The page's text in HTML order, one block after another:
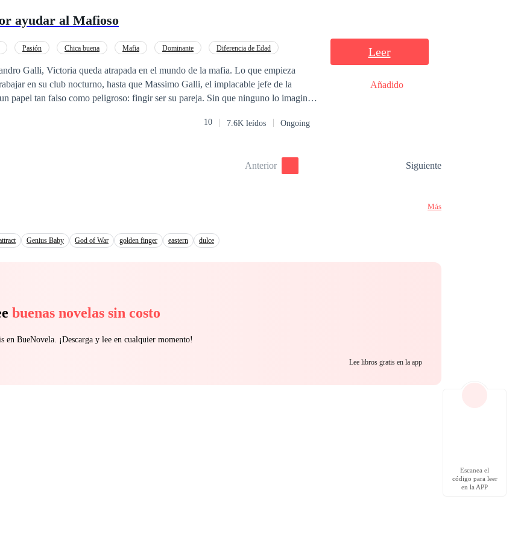
ayudar al Mafioso
Pasión Chica buena Mafia Dominante Diferencia de Edad
Galli, Victoria queda atrapada en el mundo de la mafia. Lo que empieza
en su club nocturno, hasta que Massimo Galli, el implacable jefe de la
papel tan falso como peligroso: fingir ser su pareja. Sin que ninguno lo imagine,
y trono, rodeada de lujos, enemigos y miradas que queman, Victoria tendrá que
10 7.6K leídos Ongoing
Leer
Añadido
Anterior Siguiente
Más
Genius Baby God of War golden finger eastern dulce
buenas novelas sin costo
en BueNovela. ¡Descarga y lee en cualquier momento!
Lee libros gratis en la app
Escanea el
código para leer
en la APP